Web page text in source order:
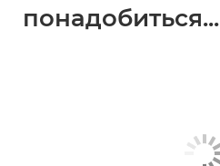
понадобиться...